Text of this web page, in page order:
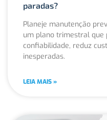
paradas?
Planeje manutenção
um plano trimestral que
confiabilidade, reduz
inesperadas.
LEIA MAIS »